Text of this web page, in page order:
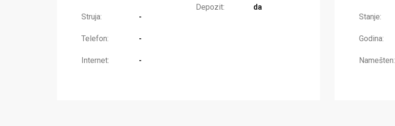
Struja: -
Telefon: -
Internet: -
Depozit: da
Stanje:
Godina:
Namešten: